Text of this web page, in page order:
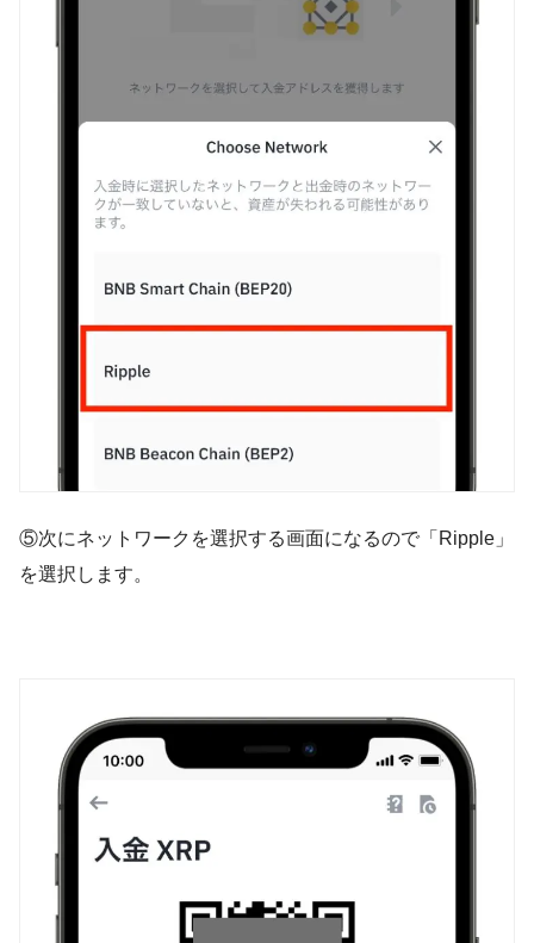
⑤次にネットワークを選択する画面になるので「Ripple」
を選択します。